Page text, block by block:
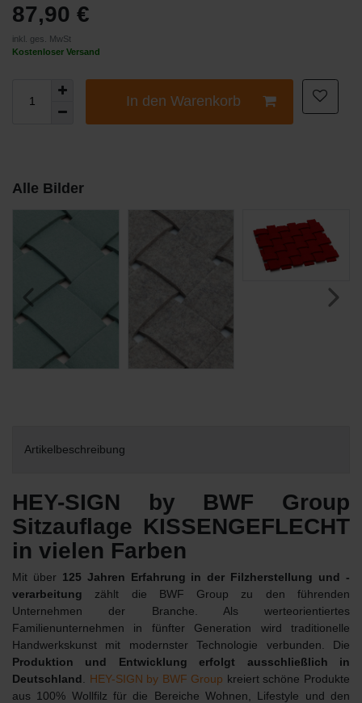
87,90 €
inkl. ges. MwSt
Kostenloser Versand
In den Warenkorb
Alle Bilder
Artikelbeschreibung
HEY-SIGN by BWF Group
Sitzauflage KISSENGEFLECHT
in vielen Farben
Mit über 125 Jahren Erfahrung in der Filzherstellung und -
verarbeitung zählt die BWF Group zu den führenden
Unternehmen der Branche. Als werteorientiertes
Familienunternehmen in fünfter Generation wird traditionelle
Handwerkskunst mit modernster Technologie verbunden. Die
Produktion und Entwicklung erfolgt ausschließlich in
Deutschland
HEY-SIGN by BWF Group kreiert schöne Produkte
aus 100% Wollfilz für die Bereiche Wohnen, Lifestyle und den